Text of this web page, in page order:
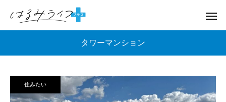
タワーマンション
住みたい